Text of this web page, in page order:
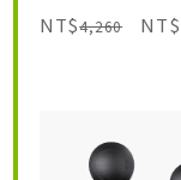
NT$4,260 NT$